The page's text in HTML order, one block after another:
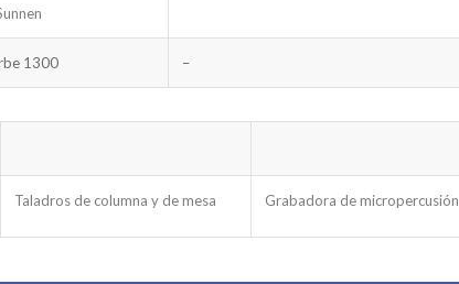
1300 –
Taladros de columna y de mesa Grabadora de micropercusión